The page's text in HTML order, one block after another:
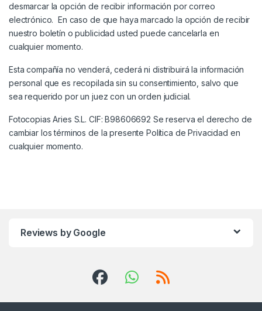
desmarcar la opción de recibir información por correo
electrónico. En caso de que haya marcado la opción de recibir
nuestro boletín o publicidad usted puede cancelarla en
cualquier momento.
Esta compañía no venderá, cederá ni distribuirá la información
personal que es recopilada sin su consentimiento, salvo que
sea requerido por un juez con un orden judicial.
Fotocopias Aries S.L. CIF: B98606692 Se reserva el derecho de
cambiar los términos de la presente Política de Privacidad en
cualquier momento.
Reviews by Google